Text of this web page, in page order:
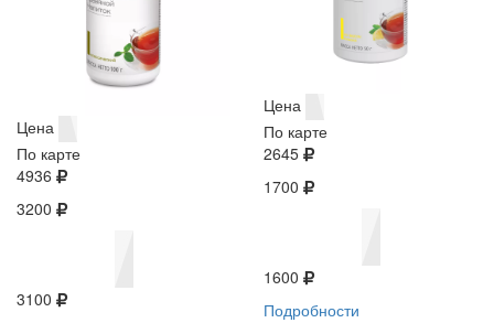
Цена
По карте
4936
3200
3100
Цена
По карте
2645
1700
1600
Подробности